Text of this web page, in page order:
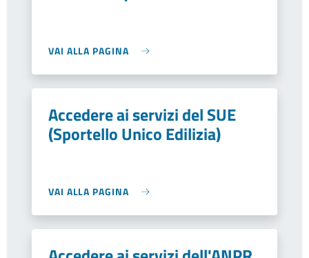
VAI ALLA PAGINA
Accedere ai servizi del SUE
(Sportello Unico Edilizia)
VAI ALLA PAGINA